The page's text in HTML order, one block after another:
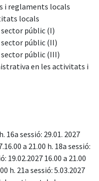
i reglaments locals
locals
públic (I)
públic (II)
públic (III)
en les activitats i
16a sessió: 29.01. 2027
a 21.00 h. 18a sessió:
19.02.2027 16.00 a 21.00
h. 21a sessió: 5.03.2027